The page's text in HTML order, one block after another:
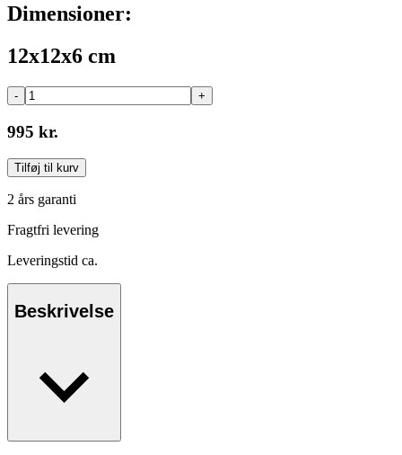
Dimensioner:
12x12x6 cm
- +
995 kr.
Tilføj til kurv
2 års garanti
Fragtfri levering
Leveringstid ca.
Beskrivelse